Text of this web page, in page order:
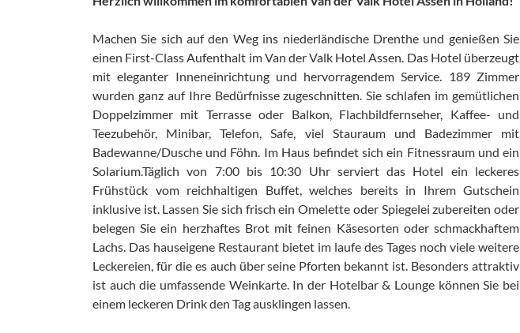
Machen Sie sich auf den Weg ins niederländische Drenthe und genießen Sie
einen First-Class Aufenthalt im Van der Valk Hotel Assen. Das Hotel überzeugt
mit eleganter Inneneinrichtung und hervorragendem Service. 189 Zimmer
wurden ganz auf Ihre Bedürfnisse zugeschnitten. Sie schlafen im gemütlichen
Doppelzimmer mit Terrasse oder Balkon, Flachbildfernseher, Kaffee- und
Teezubehör, Minibar, Telefon, Safe, viel Stauraum und Badezimmer mit
Badewanne/Dusche und Föhn. Im Haus befindet sich ein Fitnessraum und ein
Solarium.Täglich von 7:00 bis 10:30 Uhr serviert das Hotel ein leckeres
Frühstück vom reichhaltigen Buffet, welches bereits in Ihrem Gutschein
inklusive ist. Lassen Sie sich frisch ein Omelette oder Spiegelei zubereiten oder
belegen Sie ein herzhaftes Brot mit feinen Käsesorten oder schmackhaftem
Lachs. Das hauseigene Restaurant bietet im laufe des Tages noch viele weitere
Leckereien, für die es auch über seine Pforten bekannt ist. Besonders attraktiv
ist auch die umfassende Weinkarte. In der Hotelbar & Lounge können Sie bei
einem leckeren Drink den Tag ausklingen lassen.